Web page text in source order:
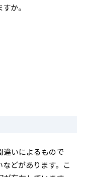
か。
違いによるもので
どがあります。こ